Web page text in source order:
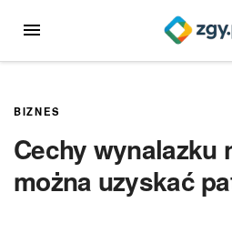
MENU
BIZNES
Cechy wynalazku
można uzyskać